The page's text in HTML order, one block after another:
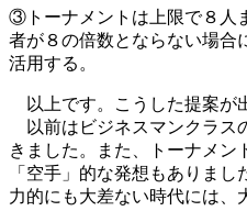
③トーナメントは上限で８人
者が８の倍数とならない場合
活用する。
以上です。こうした提案が
以前はビジネスマンクラス
きました。また、トーナメン
「空手」的な発想もありま
力的にも大差ない時代には、